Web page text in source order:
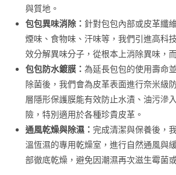
與質地。
包包異味消除： 針對包包內部或皮革纖
煙味、食物味、汗味等，我們引進高科
效分解異味分子，從根本上消除異味，
包包防水鍍膜：為延長包包的使用壽命
除菌後，我們會為皮革表面進行奈米級
層隱形保護膜能有效防止水漬、油污滲
險，特別適用於各種珍貴皮革。
通風乾燥與除濕：完成清潔與保養後，
溫恆濕的專用乾燥室，進行自然通風與
部徹底乾燥，避免因潮濕再次滋生霉菌